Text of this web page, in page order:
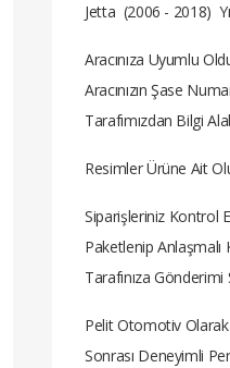
Jetta (2006 - 2018)
Aracınıza Uyumlu
Aracınızın Şase
Tarafımızdan Bilgi
Resimler Ürüne Ait
Siparişleriniz Kontrol
Paketlenip Anlaşmalı
Tarafınıza Gönderimi
Pelit Otomotiv Olarak
Sonrası Deneyimli